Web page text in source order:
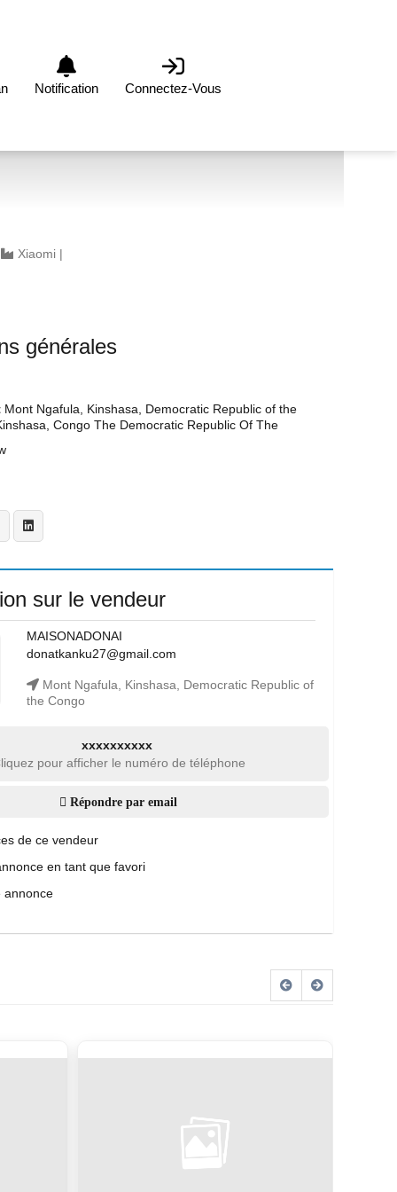
Notification Connectez-Vous
Xiaomi |
générales
Mont Ngafula, Kinshasa, Democratic Republic of the
Congo The Democratic Republic Of The
sur le vendeur
MAISONADONAI
donatkanku27@gmail.com
Mont Ngafula, Kinshasa, Democratic Republic of
the Congo
xxxxxxxxxx
pour afficher le numéro de téléphone
Répondre par email
de ce vendeur
en tant que favori
annonce